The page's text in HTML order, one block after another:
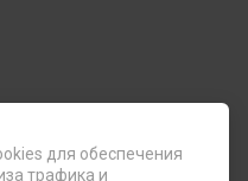
для обеспечения
трафика и